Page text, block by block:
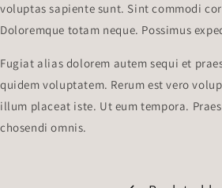
voluptas sapiente sunt. Sint commodi
Doloremque totam neque. Possimus
Fugiat alias dolorem autem sequi et
quidem voluptatem. Rerum est vero
illum placeat iste. Ut eum tempora.
chosendi omnis.